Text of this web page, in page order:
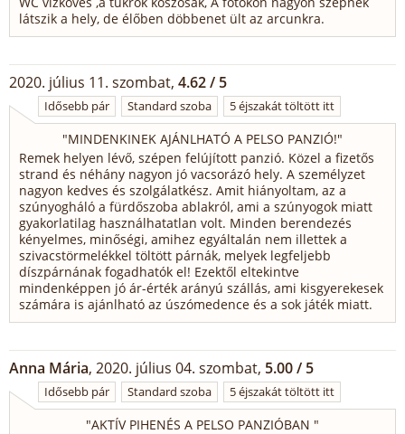
látszik a hely, de élőben döbbenet ült az arcunkra.
2020. július 11. szombat, 4.62 / 5
Idősebb pár Standard szoba 5 éjszakát töltött itt
"MINDENKINEK AJÁNLHATÓ A PELSO PANZIÓ!"
Remek helyen lévő, szépen felújított panzió. Közel a fizetős
strand és néhány nagyon jó vacsorázó hely. A személyzet
nagyon kedves és szolgálatkész. Amit hiányoltam, az a
szúnyogháló a fürdőszoba ablakról, ami a szúnyogok miatt
gyakorlatilag használhatatlan volt. Minden berendezés
kényelmes, minőségi, amihez egyáltalán nem illettek a
szivacstörmelékkel töltött párnák, melyek legfeljebb
díszpárnának fogadhatók el! Ezektől eltekintve
mindenképpen jó ár-érték arányú szállás, ami kisgyerekesek
számára is ajánlható az úszómedence és a sok játék miatt.
Anna Mária, 2020. július 04. szombat, 5.00 / 5
Idősebb pár Standard szoba 5 éjszakát töltött itt
"AKTÍV PIHENÉS A PELSO PANZIÓBAN "